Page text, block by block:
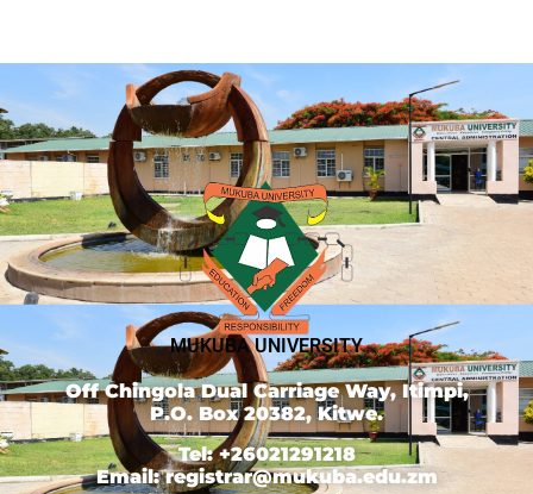
MUKUBA UNIVERSITY
Off Chingola Dual Carriage Way, Itimpi,
P.O. Box 20382, Kitwe.
Tel: +26021291218
Email: registrar@mukuba.edu.zm